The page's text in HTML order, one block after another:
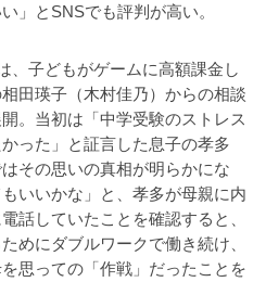
」とSNSでも評判が高い。
子どもがゲームに高額課金し
田瑛子（木村佳乃）からの相談
。当初は「中学受験のストレス
った」と証言した息子の孝多
その思いの真相が明らかにな
いいかな」と、孝多が母親に内
話していたことを確認すると、
めにダブルワークで働き続け、
思っての「作戦」だったことを